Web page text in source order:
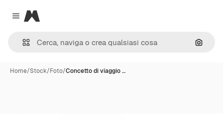
Close menu
Magnific
Cerca
Home/Stock/Foto/Concetto di viaggio …